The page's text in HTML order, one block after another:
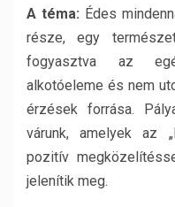
A téma: Édes
része, egy
fogyasztva az
alkotóeleme és nem
érzések forrása.
várunk, amelyek az
pozitív
jelenítik meg.